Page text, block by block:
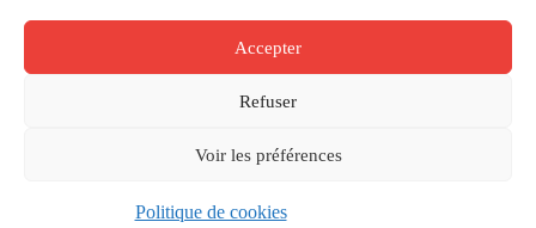
Accepter
Refuser
Voir les préférences
Politique de cookies